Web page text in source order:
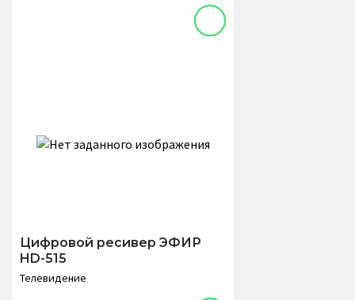
Цифровой ресивер ЭФИР
HD-515
Телевидение